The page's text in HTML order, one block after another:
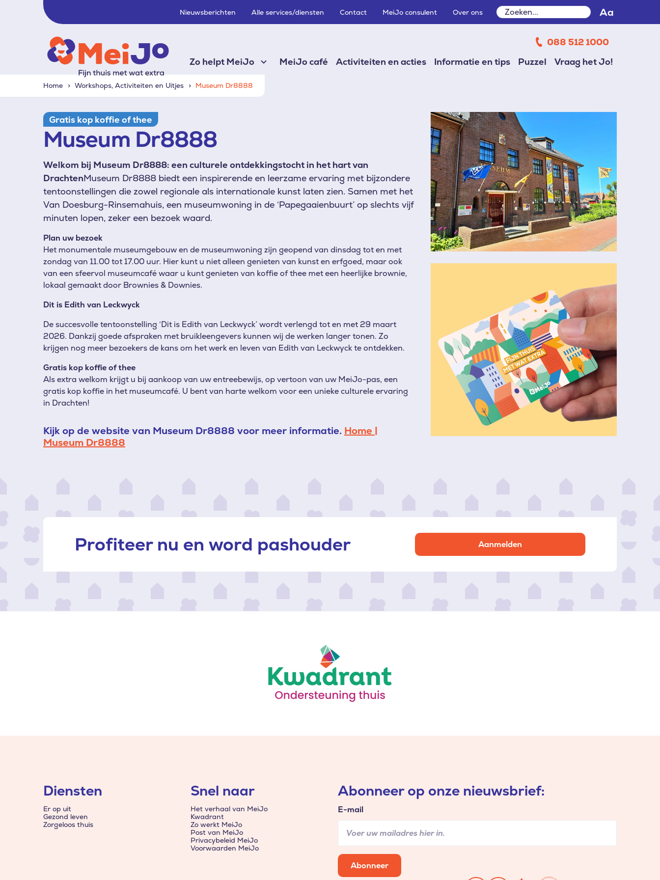
Nieuwsberichten Alle services/diensten Contact MeiJo consulent Over ons
Zoeken
Zoeken Aa
088 512 1000
Zo helpt MeiJo
MeiJo café Activiteiten en acties Informatie en tips Puzzel Vraag het Jo!
Home Workshops, Activiteiten en Uitjes Museum Dr8888
Gratis kop koffie of thee
Museum Dr8888
Welkom bij Museum Dr8888: een culturele ontdekkingstocht in het hart van
DrachtenMuseum Dr8888 biedt een inspirerende en leerzame ervaring met bijzondere
tentoonstellingen die zowel regionale als internationale kunst laten zien. Samen met het
Van Doesburg-Rinsemahuis, een museumwoning in de ‘Papegaaienbuurt’ op slechts vijf
minuten lopen, zeker een bezoek waard.
Plan uw bezoek
Het monumentale museumgebouw en de museumwoning zijn geopend van dinsdag tot en met
zondag van 11.00 tot 17.00 uur. Hier kunt u niet alleen genieten van kunst en erfgoed, maar ook
van een sfeervol museumcafé waar u kunt genieten van koffie of thee met een heerlijke brownie,
lokaal gemaakt door Brownies & Downies.
Dit is Edith van Leckwyck
De succesvolle tentoonstelling ‘Dit is Edith van Leckwyck’ wordt verlengd tot en met 29 maart
2026. Dankzij goede afspraken met bruikleengevers kunnen wij de werken langer tonen. Zo
krijgen nog meer bezoekers de kans om het werk en leven van Edith van Leckwyck te ontdekken.
Gratis kop koffie of thee
Als extra welkom krijgt u bij aankoop van uw entreebewijs, op vertoon van uw MeiJo-pas, een
gratis kop koffie in het museumcafé. U bent van harte welkom voor een unieke culturele ervaring
in Drachten!
Kijk op de website van Museum Dr8888 voor meer informatie. Home |
Museum Dr8888
Afbeelding
Profiteer nu en word pashouder Aanmelden
Diensten
Er op uit
Gezond leven
Zorgeloos thuis
Snel naar
Het verhaal van MeiJo
Kwadrant
Zo werkt MeiJo
Post van MeiJo
Privacybeleid MeiJo
Voorwaarden MeiJo
Abonneer op onze nieuwsbrief:
E-mail
Abonneer